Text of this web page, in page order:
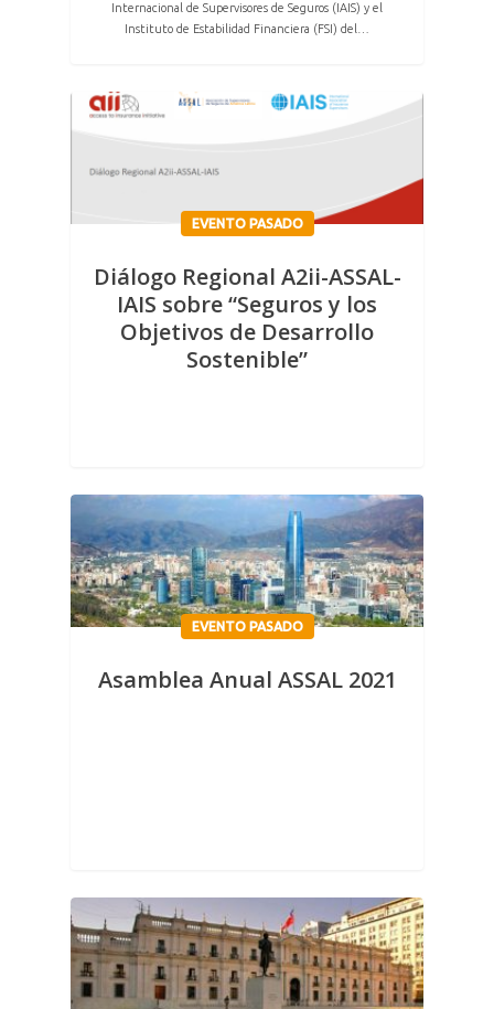
Internacional de Supervisores de Seguros (IAIS) y el
Instituto de Estabilidad Financiera (FSI) del…
EVENTO PASADO
Diálogo Regional A2ii-ASSAL-
IAIS sobre “Seguros y los
Objetivos de Desarrollo
Sostenible”
EVENTO PASADO
Asamblea Anual ASSAL 2021